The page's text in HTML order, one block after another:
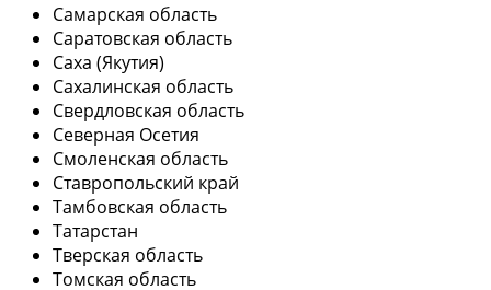
Самарская область
Саратовская область
Саха (Якутия)
Сахалинская область
Свердловская область
Северная Осетия
Смоленская область
Ставропольский край
Тамбовская область
Татарстан
Тверская область
Томская область